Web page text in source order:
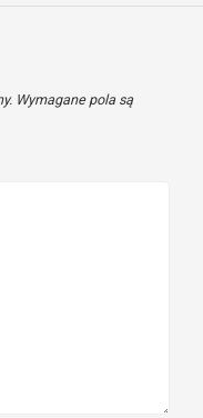
Wymagane pola są